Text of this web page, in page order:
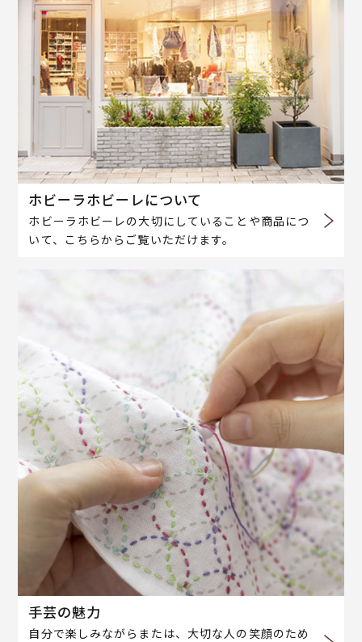
ホビーラホビーレについて
ホビーラホビーレの大切にしていることや商品につ
いて、こちらからご覧いただけます。
手芸の魅力
自分で楽しみながらまたは、大切な人の笑顔のため